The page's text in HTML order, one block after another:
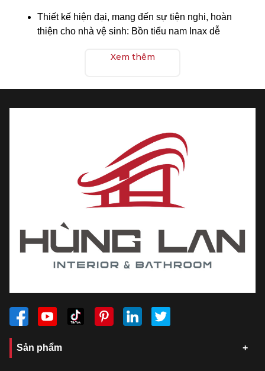
Thiết kế hiện đại, mang đến sự tiện nghi, hoàn
thiện cho nhà vệ sinh: Bồn tiểu nam Inax dễ
khu nam riêng biệt, giúp sử dụng tối đa được
Đảm bảo nhà vệ sinh sạch sẽ, ngăn nắp: Khi
trạng không hợp vệ sinh và không thoải mái cho
người tiếp theo sử dụng. Tuy nhiên, việc sử
dụng bồn tiểu INAX giải quyết vấn đề này, ngăn
chặn hiện tượng nước tiểu bắn ra, duy trì sự
khô ráo và sạch sẽ cho mặt sàn.
Bền bỉ, chất lượng cao: Bồn tiểu nam Inax đều
Nhật Bản, nguồn nguyên liệu tốt, bên ngoài
được tráng một lớp men sứ công nghệ Aqua
Ceramic chống bám bẩn hiệu quả, đảm bảo sản
hàng chính hãng với mức giá vô cùng hợp lý,
Showroom Hùng Lan chuyên phân phối, bán lẻ bồn tiểu
Xem thêm
Sản phẩm